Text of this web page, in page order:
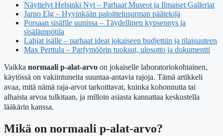
Näyttelyt Helsinki Nyt – Parhaat Museot ja Ilmaiset Galleriat
Jarno Elg – Hyvinkään paloittelusurman päätekijä
Porsaan sisäfile uunissa – Täydellinen kypsennys ja
sisälämpötila
Lahjat isälle – parhaat ideat jokaiseen budjettiin ja tilaisuuteen
Max Perttula – Parfymöörin tuoksut, ulosotto ja dokumentti
Vaikka normaali p-alat-arvo on jokaiselle laboratoriokohtainen,
käytössä on vakiintuneita suuntaa-antavia rajoja. Tämä artikkeli
avaa, mitä nämä raja-arvot tarkoittavat, kuinka kohonnutta tai
alhaista arvoa tulkitaan, ja milloin asiasta kannattaa keskustella
lääkärin kanssa.
Mikä on normaali p-alat-arvo?